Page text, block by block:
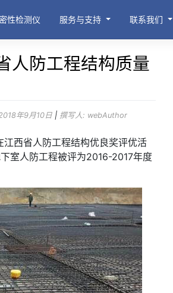
性检测仪 服务与支持 联系我们
人防工程结构质量
年9月10日 | 撰写人: webAuthor
西省人防工程结构优良奖评优活
室人防工程被评为2016-2017年度